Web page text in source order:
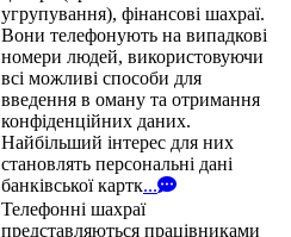
угрупування), фінансові шахраї.
Вони телефонують на випадкові
номери людей, використовуючи
всі можливі способи для
введення в оману та отримання
конфіденційних даних.
Найбільший інтерес для них
становлять персональні дані
банківської картк...
Телефонні шахраї
представляються працівниками